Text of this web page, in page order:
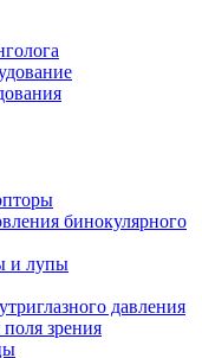
бинокулярного
и лупы
давления
зрения